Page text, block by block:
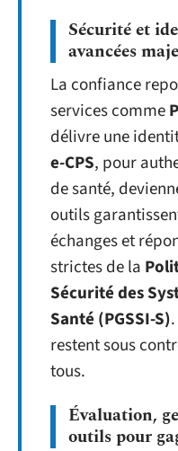
Sécurité et
avancées
La confiance
services comme
délivre une
e-CPS, pour
de santé,
outils
échanges et
strictes de la
Sécurité des
Santé (PGSSI-S)
restent sous
tous.
Évaluation,
outils pour